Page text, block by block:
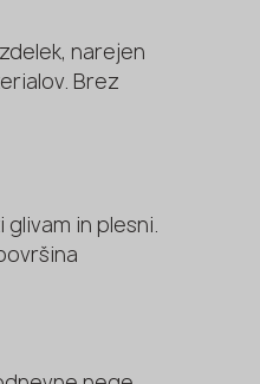
narejen
Brez
in plesni.